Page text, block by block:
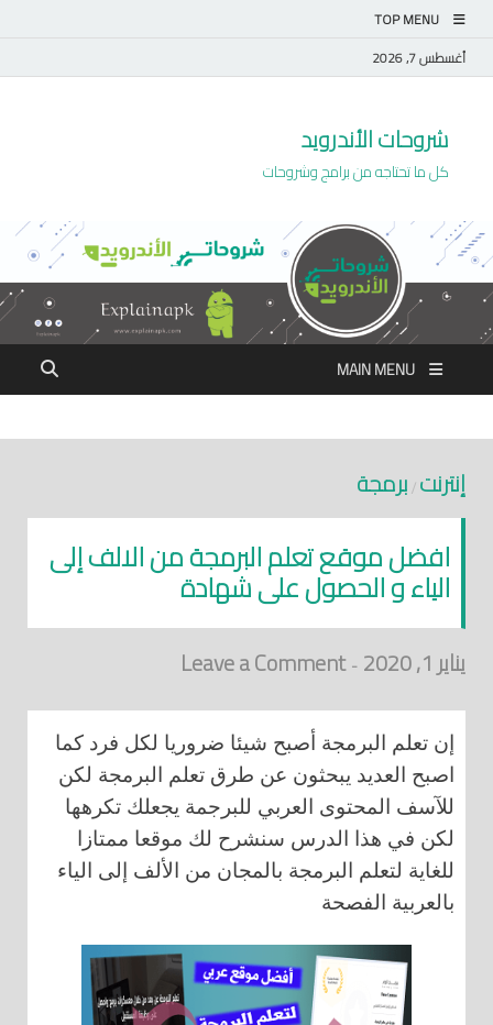
TOP MENU
أغسطس 7, 2026
شروحات الأندرويد
كل ما تحتاجه من برامج وشروحات
MAIN MENU
إنترنت / برمجة
افضل موقع تعلم البرمجة من الالف إلى
الياء و الحصول على شهادة
يناير 1, 2020 -
Leave a Comment
إن تعلم البرمجة أصبح شيئا ضروريا لكل فرد كما
اصبح العديد يبحثون عن طرق تعلم البرمجة لكن
للآسف المحتوى العربي للبرجمة يجعلك تكرهها
لكن في هذا الدرس سنشرح لك موقعا ممتازا
للغاية لتعلم البرمجة بالمجان من الألف إلى الياء
بالعربية الفصحة